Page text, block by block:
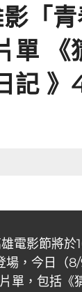
「
單 《
記
電影節將於
場，今日（
單，包括《